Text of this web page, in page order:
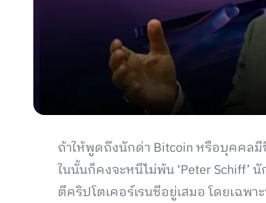
ถ้าให้พูดถึงนักด่า Bitcoin หรือบุคคล
ในนั้นก็คงจะหนีไม่พ้น ‘Peter
ตีคริปโตเคอร์เรนซีอยู่เสมอ โดยเฉพา